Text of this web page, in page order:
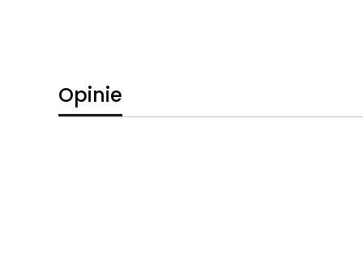
Opinie